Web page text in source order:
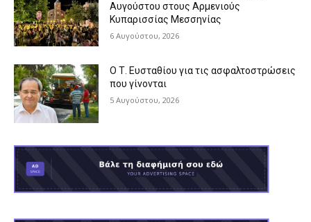
Αυγούστου στους Αρμενιούς
Κυπαρισσίας Μεσσηνίας
6 Αυγούστου, 2026
Ο Τ. Ευσταθίου για τις ασφαλτοστρώσεις
που γίνονται
5 Αυγούστου, 2026